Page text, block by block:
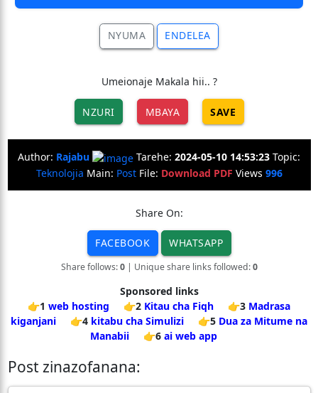
NYUMA ENDELEA
Umeionaje Makala hii.. ?
NZURI MBAYA SAVE
Author: Rajabu Tarehe: 2024-05-10 14:53:23 Topic:
Teknolojia Main: PostFile: Download PDF Views 996
Share On:
FACEBOOK WHATSAPP
Share follows:0| Unique share links followed:0
Sponsored links
👉1 web hosting 👉2 Kitau cha Fiqh 👉3 Madrasa
kiganjani
👉4 kitabu cha Simulizi 👉5 Dua za Mitume na
Manabii
👉6 ai web app
Post zinazofanana: